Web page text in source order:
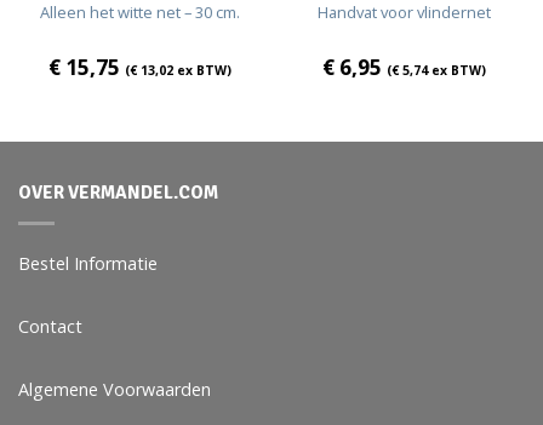
Alleen het witte net – 30 cm.
€15,75 (€13,02ex BTW)
Handvat voor vlindernet
€6,95 (€5,74ex BTW)
OVER VERMANDEL.COM
Bestel Informatie
Contact
Algemene Voorwaarden